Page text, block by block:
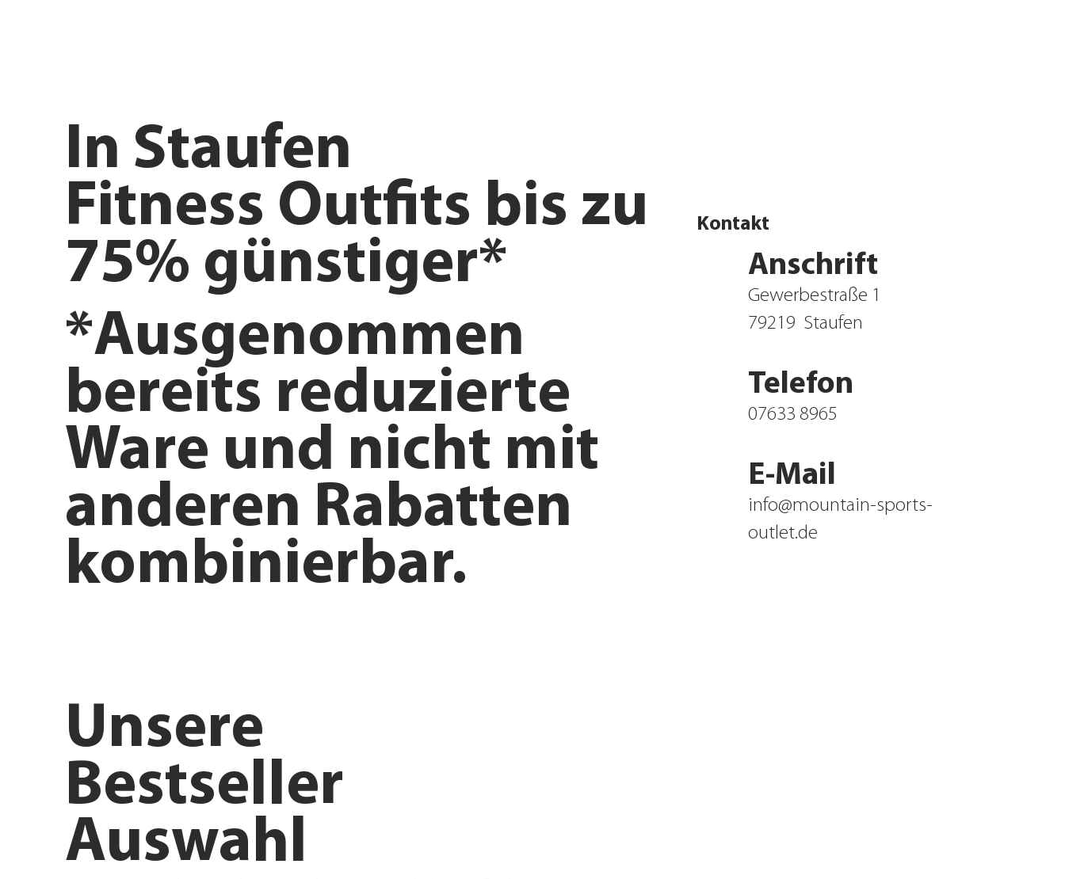
Bestseller
Auswahl
Unsere
Fitness Outfits bis zu
75% günstiger*
In Staufen
*Ausgenommen
bereits reduzierte
Ware und nicht mit
anderen Rabatten
kombinierbar.
Kontakt
07633 8965
Telefon
info@mountain-sports-
outlet.de
E-Mail
Staufen
79219
Gewerbestraße 1
Anschrift